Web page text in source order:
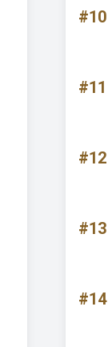
#10
#11
#12
#13
#14